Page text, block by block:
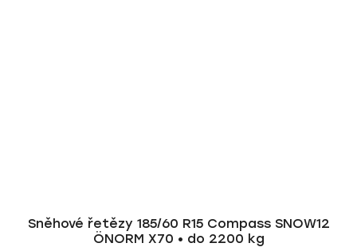
Sněhové řetězy 185/60 R15 Compass SNOW12
ÖNORM X70 • do 2200 kg